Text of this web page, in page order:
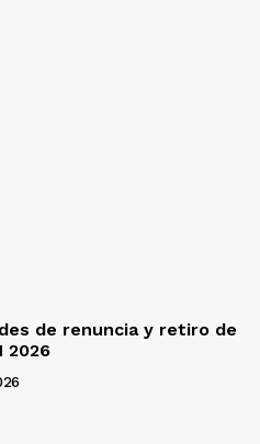
de renuncia y retiro de
2026